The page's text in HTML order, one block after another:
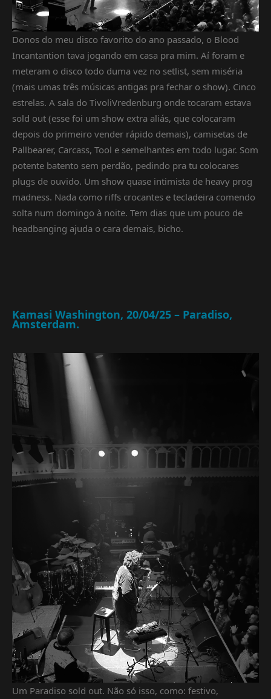
Donos do meu disco favorito do ano passado, o Blood
Incantantion tava jogando em casa pra mim. Aí foram e
meteram o disco todo duma vez no setlist, sem miséria
(mais umas três músicas antigas pra fechar o show). Cinco
estrelas. A sala do TivoliVredenburg onde tocaram estava
sold out (esse foi um show extra aliás, que colocaram
depois do primeiro vender rápido demais), camisetas de
Pallbearer, Carcass, Tool e semelhantes em todo lugar. Som
potente batento sem perdão, pedindo pra tu colocares
plugs de ouvido. Um show quase intimista de heavy prog
madness. Nada como riffs crocantes e tecladeira comendo
solta num domingo à noite. Tem dias que um pouco de
headbanging ajuda o cara demais, bicho.
Kamasi Washington, 20/04/25 – Paradiso,
Amsterdam.
Um Paradiso sold out. Não só isso, como: festivo,